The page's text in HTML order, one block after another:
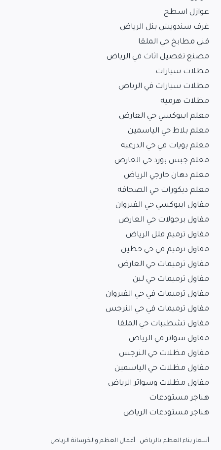
عوازل اسطح
غرف سندويش بنل الرياض
فني مطابخ حي الملقا
مصنع تفصيل اثاث في الرياض
مظلات سيارات
مظلات سيارات في الرياض
مظلات هرميه
معلم ايبوكسي حي العارض
معلم بلاط حي الياسمين
معلم بويات في حي الدرعيه
معلم جبس بورد حي العارض
معلم دهان خارجي الرياض
معلم ديكورات حي الصحافه
مقاول ايبوكسي حي القيروان
مقاول برجولات حي العارض
مقاول ترميم فلل الرياض
مقاول ترميم في حي حطين
مقاول ترميمات حي العارض
مقاول ترميمات حي لبن
مقاول ترميمات في حي القيروان
مقاول ترميمات في حي النرجس
مقاول تشطيبات حي الملقا
مقاول سواتر في الرياض
مقاول مظلات حي النرجس
مقاول مظلات حي الياسمين
مقاول مظلات وسواتر الرياض
هناجر مستودعات
هناجر مستودعات الرياض
أسعار بناء العظم بالرياض أعمال العظم والخرسانة الرياض